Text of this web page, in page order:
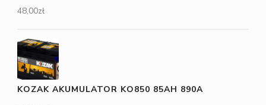
48,00zł
KOZAK AKUMULATOR KO850 85AH 890A